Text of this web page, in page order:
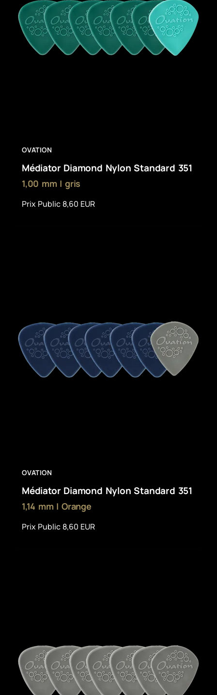
OVATION
Médiator Diamond Nylon Standard 351
1,00 mm | gris
Prix Public 8,60 EUR
OVATION
Médiator Diamond Nylon Standard 351
1,14 mm | Orange
Prix Public 8,60 EUR